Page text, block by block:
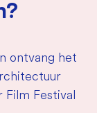
ontvang het
Festival